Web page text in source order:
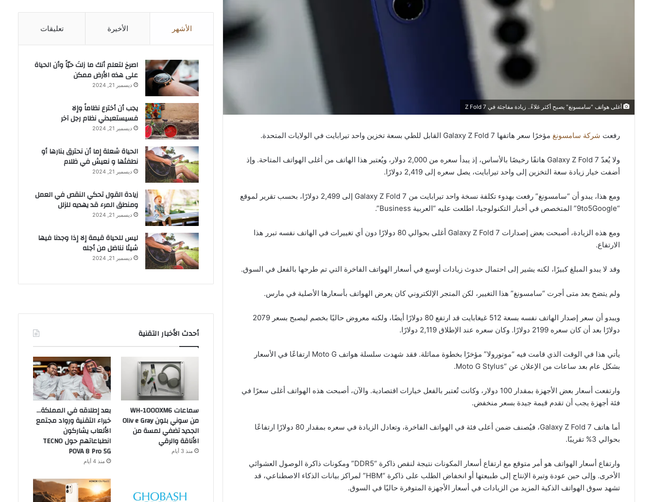
أغلى هواتف "سامسونغ" يصبح أكثر غلاءً.. زيادة مفاجئة في Z Fold 7
رفعت شركة سامسونغ مؤخرًا سعر هاتفها Galaxy Z Fold 7 القابل للطي بسعة تخزين واحد تيرابايت في الولايات المتحدة.
ولا يُعدّ Galaxy Z Fold 7 هاتفًا رخيصًا بالأساس، إذ يبدأ سعره من 2,000 دولار، ويُعتبر هذا الهاتف من أغلى الهواتف المتاحة. وإذ
أضفت خيار زيادة سعة التخزين إلى واحد تيرابايت، يصل سعره إلى 2,419 دولارًا.
ومع هذا، يبدو أن “سامسونغ” رفعت بهدوء تكلفة نسخة واحد تيرابايت من Galaxy Z Fold 7 إلى 2,499 دولارًا، بحسب تقرير لموقع
“9to5Google” المتخصص في أخبار التكنولوجيا، اطلعت عليه “العربية Business”.
ومع هذه الزيادة، أصبحت بعض إصدارات Galaxy Z Fold 7 أغلى بحوالي 80 دولارًا دون أي تغييرات في الهاتف نفسه تبرر هذا
الارتفاع.
وقد لا يبدو المبلغ كبيرًا، لكنه يشير إلى احتمال حدوث زيادات أوسع في أسعار الهواتف الفاخرة التي تم طرحها بالفعل في السوق.
ولم يتضح بعد متى أجرت “سامسونغ” هذا التغيير، لكن المتجر الإلكتروني كان يعرض الهواتف بأسعارها الأصلية في مارس.
ويبدو أن سعر إصدار الهاتف نفسه بسعة 512 غيغابايت قد ارتفع 80 دولارًا أيضًا، ولكنه معروض حاليًا بخصم ليصبح بسعر 2079
دولارًا بعد أن كان سعره 2199 دولارًا. وكان سعره عند الإطلاق 2,119 دولارًا.
يأتي هذا في الوقت الذي قامت فيه “موتورولا” مؤخرًا بخطوة مماثلة. فقد شهدت سلسلة هواتف Moto G ارتفاعًا في الأسعار
بشكل عام بعد ساعات من الإعلان عن “Moto G Stylus.
وارتفعت أسعار بعض الأجهزة بمقدار 100 دولار، وكانت تُعتبر بالفعل خيارات اقتصادية. والآن، أصبحت هذه الهواتف أغلى سعرًا في
فئة أجهزة يجب أن تقدم قيمة جيدة بسعر منخفض.
أما هاتف Galaxy Z Fold 7، فيُصنف ضمن أعلى فئة في الهواتف الفاخرة، وتعادل الزيادة في سعره بمقدار 80 دولارًا ارتفاعًا
بحوالي 3% تقريبًا.
وارتفاع أسعار الهواتف هو أمر متوقع مع ارتفاع أسعار المكونات نتيجة لنقص ذاكرة “DDR5” ومكونات ذاكرة الوصول العشوائي
الأخرى. وإلى حين عودة وتيرة الإنتاج إلى طبيعتها أو انخفاض الطلب على ذاكرة “HBM” لمراكز بيانات الذكاء الاصطناعي، قد
تشهد سوق الهواتف الذكية المزيد من الزيادات في أسعار الأجهزة المتوفرة حاليًا في السوق.
الأشهر الأخيرة تعليقات
‫اصرخ لتعلم أنك ما زلتَ حيّاً وأن الحياة
على هذه الأرض ممكن
ديسمبر 21, 2024
يجب أن أخترع نظاماً وإلا
فسيستعبدني نظام رجل آخر
ديسمبر 21, 2024
الحياة شعلة إما أن نحترق بنارها أو
نطفئها و نعيش في ظلام
ديسمبر 21, 2024
زيادة القول تحكي النقص في العمل
ومنطق المرء قد يهديه للزلل
ديسمبر 21, 2024
ليس للحياة قيمة إلا إذا وجدنا فيها
شيئا نناضل من أجله
ديسمبر 21, 2024
أحدث الأخبار التقنية
سماعات WH-1000XM6
من سوني بلون Oliv e Gray
الجديد تضفي لمسة من
الأناقة والرقي
منذ 3 أيام
بعد إطلاقه في المملكة…
خبراء التقنية ورواد مجتمع
الألعاب يشاركون
انطباعاتهم حول TECNO
POVA 8 Pro 5G
منذ 4 أيام